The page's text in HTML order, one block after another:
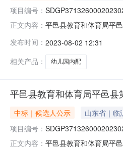
项目编号：
正文内容： 平邑县教育和体育局平
邑县第八实验小学附属
项
发布时间： 2023-08-02 12:31
相关产品：
幼儿园内配
平邑县教育和体育局平邑
中标｜候选人公示 山东省｜临
项目编号：
正文内容： 平邑县教育和体育局平